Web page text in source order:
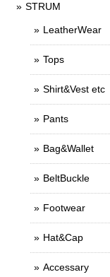
STRUM
LeatherWear
Tops
Shirt&Vest etc
Pants
Bag&Wallet
BeltBuckle
Footwear
Hat&Cap
Accessary